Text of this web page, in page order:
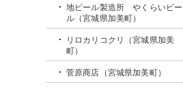
地ビール製造所 やくらいビー
ル（宮城県加美町）
リロカリコクリ（宮城県加美
町）
菅原商店（宮城県加美町）